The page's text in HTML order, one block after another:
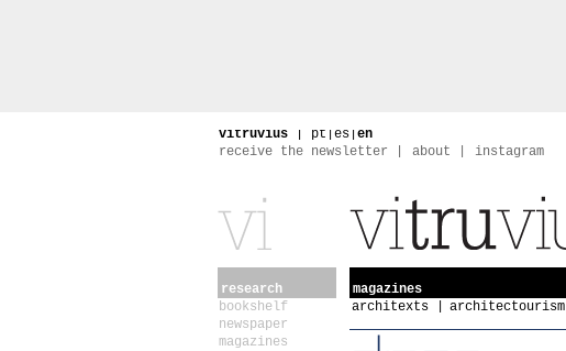
vitruvius | pt | es | en
receive the newsletter
about instagram
research
bookshelf
newspaper
magazines
magazines
architexts
architectourism